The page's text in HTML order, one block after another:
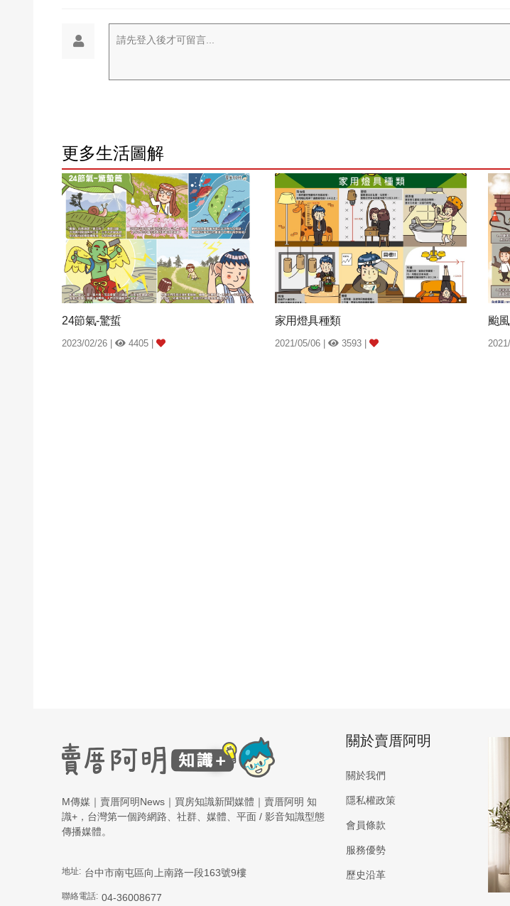
請先登入後才可留言...
更多生活圖解
24節氣-驚蜇
2023/02/26 | 4405 |
家用燈具種類
2021/05/06 | 3593 |
颱
M傳媒｜賣厝阿明News｜買房知識新聞媒體｜賣厝阿明 知
識+，台灣第一個跨網路、社群、媒體、平面 / 影音知識型態
傳播媒體。
地址: 台中市南屯區向上南路一段163號9樓
聯絡電話: 04-36008677
關於賣厝阿明
關於我們
隱私權政策
會員條款
服務優勢
歷史沿革